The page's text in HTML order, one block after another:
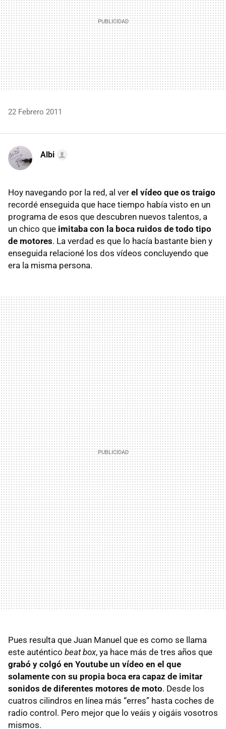
22 Febrero 2011
Albi
Hoy navegando por la red, al ver el vídeo que os traigo
recordé enseguida que hace tiempo había visto en un
programa de esos que descubren nuevos talentos, a
un chico que imitaba con la boca ruidos de todo tipo
de motores. La verdad es que lo hacía bastante bien y
enseguida relacioné los dos vídeos concluyendo que
era la misma persona.
Pues resulta que Juan Manuel que es como se llama
este auténtico beat box, ya hace más de tres años que
grabó y colgó en Youtube un vídeo en el que
solamente con su propia boca era capaz de imitar
sonidos de diferentes motores de moto. Desde los
cuatros cilindros en línea más “erres” hasta coches de
radio control. Pero mejor que lo veáis y oigáis vosotros
mismos.